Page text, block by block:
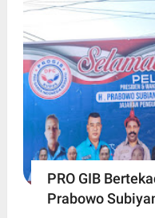
PRO GIB
Prabowo